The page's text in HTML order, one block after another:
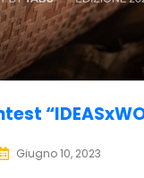
Giugno 10, 2023